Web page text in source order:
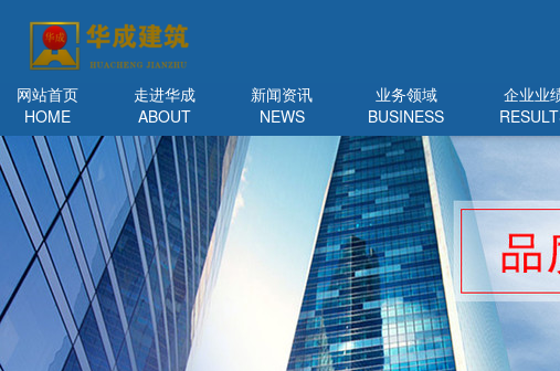
网站首页
HOME
走进华成
ABOUT
新闻资讯
NEWS
业务领域
BUSINESS
企业业